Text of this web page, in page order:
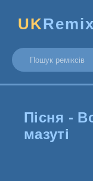
UK
Пісня -
мазуті